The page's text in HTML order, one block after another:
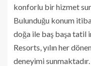
konforlu bir hizmet
Bulunduğu konum
doğa ile baş başa tatil
Resorts, yılın her
deneyimi sunmaktadır.